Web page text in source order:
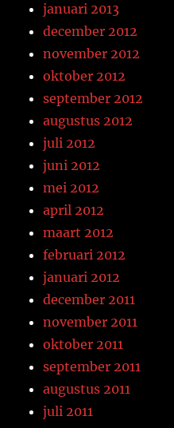
januari 2013
december 2012
november 2012
oktober 2012
september 2012
augustus 2012
juli 2012
juni 2012
mei 2012
april 2012
maart 2012
februari 2012
januari 2012
december 2011
november 2011
oktober 2011
september 2011
augustus 2011
juli 2011